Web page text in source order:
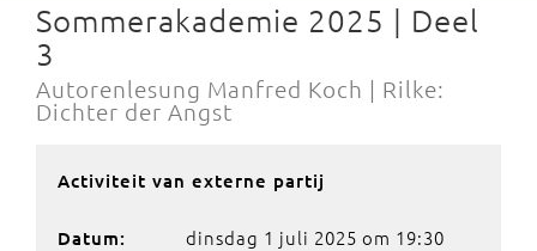
Sommerakademie 2025 | Deel
3
Autorenlesung Manfred Koch | Rilke:
Dichter der Angst
Activiteit van externe partij
Datum:
dinsdag 1 juli 2025 om 19:30